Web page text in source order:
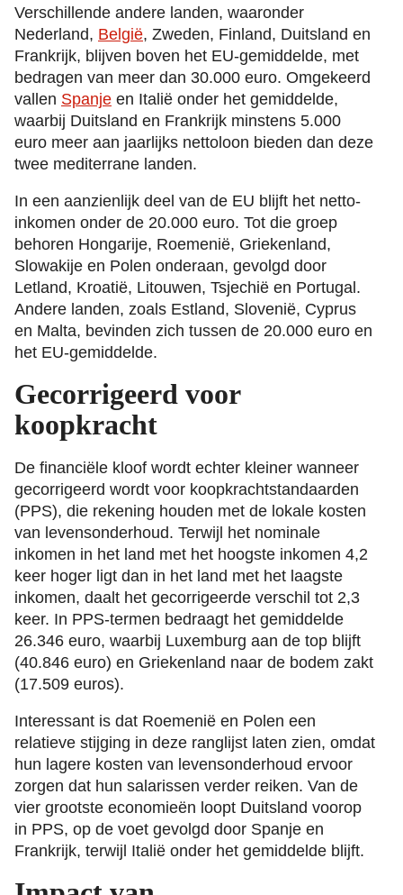
Verschillende andere landen, waaronder
Nederland, België, Zweden, Finland, Duitsland en
Frankrijk, blijven boven het EU-gemiddelde, met
bedragen van meer dan 30.000 euro. Omgekeerd
vallen Spanje en Italië onder het gemiddelde,
waarbij Duitsland en Frankrijk minstens 5.000
euro meer aan jaarlijks nettoloon bieden dan deze
twee mediterrane landen.
In een aanzienlijk deel van de EU blijft het netto-
inkomen onder de 20.000 euro. Tot die groep
behoren Hongarije, Roemenië, Griekenland,
Slowakije en Polen onderaan, gevolgd door
Letland, Kroatië, Litouwen, Tsjechië en Portugal.
Andere landen, zoals Estland, Slovenië, Cyprus
en Malta, bevinden zich tussen de 20.000 euro en
het EU-gemiddelde.
Gecorrigeerd voor
koopkracht
De financiële kloof wordt echter kleiner wanneer
gecorrigeerd wordt voor koopkrachtstandaarden
(PPS), die rekening houden met de lokale kosten
van levensonderhoud. Terwijl het nominale
inkomen in het land met het hoogste inkomen 4,2
keer hoger ligt dan in het land met het laagste
inkomen, daalt het gecorrigeerde verschil tot 2,3
keer. In PPS-termen bedraagt het gemiddelde
26.346 euro, waarbij Luxemburg aan de top blijft
(40.846 euro) en Griekenland naar de bodem zakt
(17.509 euros).
Interessant is dat Roemenië en Polen een
relatieve stijging in deze ranglijst laten zien, omdat
hun lagere kosten van levensonderhoud ervoor
zorgen dat hun salarissen verder reiken. Van de
vier grootste economieën loopt Duitsland voorop
in PPS, op de voet gevolgd door Spanje en
Frankrijk, terwijl Italië onder het gemiddelde blijft.